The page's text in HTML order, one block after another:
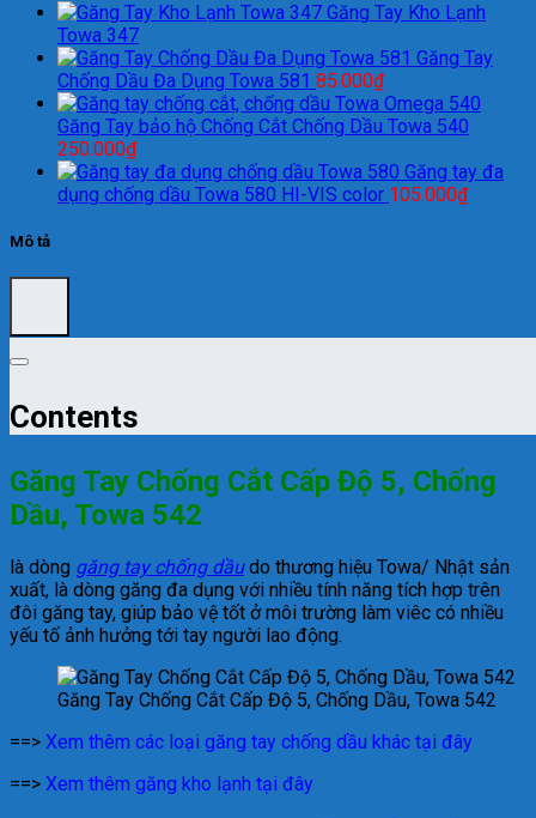
Găng Tay Kho Lạnh
Towa 347
Găng Tay
Chống Dầu Đa Dụng Towa 581 85.000₫
Găng Tay bảo hộ Chống Cắt Chống Dầu Towa 540
250.000₫
Găng tay đa
dụng chống dầu Towa 580 HI-VIS color 105.000₫
Mô tả
Contents
Găng Tay Chống Cắt Cấp Độ 5, Chống
Dầu, Towa 542
là dòng găng tay chống dầudo thương hiệu Towa/ Nhật sản
xuất, là dòng găng đa dụng với nhiều tính năng tích hợp trên
đôi găng tay, giúp bảo vệ tốt ở môi trường làm viêc có nhiều
yếu tố ảnh hưởng tới tay người lao động.
Găng Tay Chống Cắt Cấp Độ 5, Chống Dầu, Towa 542
==> Xem thêm các loại găng tay chống dầu khác tại đây
==> Xem thêm găng kho lạnh tại đây